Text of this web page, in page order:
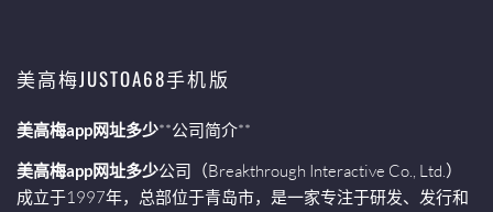
美高梅JUSTOA68手机版
美高梅app网址多少**公司简介**
美高梅app网址多少公司（Breakthrough Interactive Co., Ltd.）
成立于1997年，总部位于青岛市，是一家专注于研发、发行和